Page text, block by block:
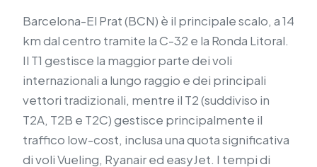
Barcelona-El Prat (BCN) è il principale scalo, a 14
km dal centro tramite la C-32 e la Ronda Litoral.
Il T1 gestisce la maggior parte dei voli
internazionali a lungo raggio e dei principali
vettori tradizionali, mentre il T2 (suddiviso in
T2A, T2B e T2C) gestisce principalmente il
traffico low-cost, inclusa una quota significativa
di voli Vueling, Ryanair ed easyJet. I tempi di